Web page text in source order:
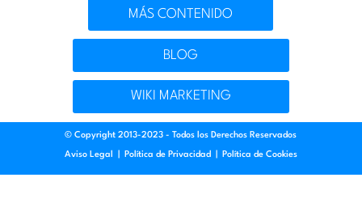
MÁS CONTENIDO
BLOG
WIKI MARKETING
© Copyright 2013-2023 - Todos los Derechos Reservados
Aviso Legal Política de Privacidad Política de Cookies